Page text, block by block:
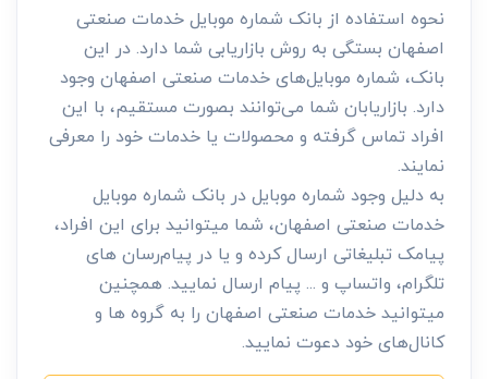
نحوه استفاده از بانک شماره موبایل خدمات صنعتی
اصفهان بستگی به روش بازاریابی شما دارد. در این
بانک، شماره موبایل‌های خدمات صنعتی اصفهان وجود
دارد. بازاریابان شما می‌توانند بصورت مستقیم، با این
افراد تماس گرفته و محصولات یا خدمات خود را معرفی
نمایند.
به دلیل وجود شماره موبایل در بانک شماره موبایل
خدمات صنعتی اصفهان، شما میتوانید برای این افراد،
پیامک تبلیغاتی ارسال کرده و یا در پیام‌رسان های
تلگرام، واتساپ و ... پیام ارسال نمایید. همچنین
میتوانید خدمات صنعتی اصفهان را به گروه ها و
کانال‌های خود دعوت نمایید.